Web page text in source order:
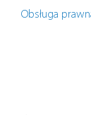
Obsługa